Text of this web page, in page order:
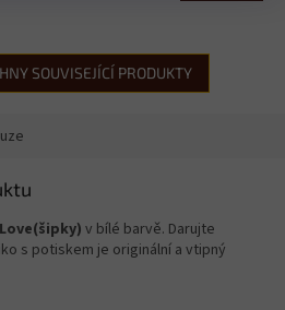
SOUVISEJÍCÍ PRODUKTY
Love(šipky) v bílé barvě. Darujte
s potiskem je originální a vtipný